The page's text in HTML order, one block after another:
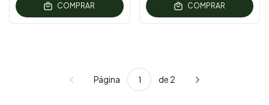
COMPRAR COMPRAR
Página de 2